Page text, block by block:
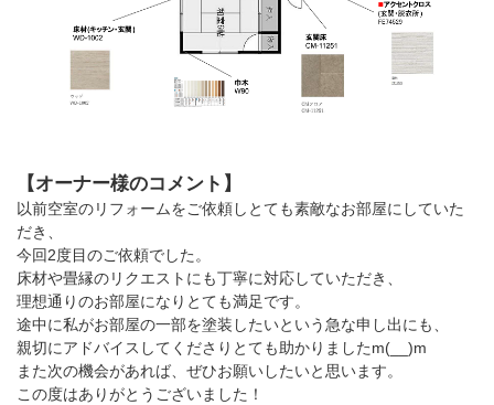
【オーナー様のコメント】
以前空室のリフォームをご依頼しとても素敵なお部屋にしていた
だき、
今回2度目のご依頼でした。
床材や畳縁のリクエストにも丁寧に対応していただき、
理想通りのお部屋になりとても満足です。
途中に私がお部屋の一部を塗装したいという急な申し出にも、
親切にアドバイスしてくださりとても助かりましたm(__)m
また次の機会があれば、ぜひお願いしたいと思います。
この度はありがとうございました！